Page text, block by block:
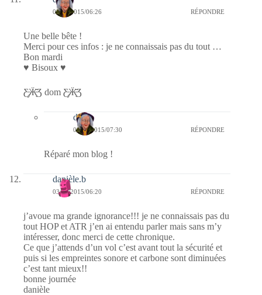
03/11/2015/06:26 RÉPONDRE
Une belle bête !
Merci pour ces infos : je ne connaissais pas du tout …
Bon mardi
♥ Bisoux ♥
Ƹ̵̡Ӝ̵̨̄Ʒ dom Ƹ̵̡Ӝ̵̨̄Ʒ
dom
03/11/2015/07:30 RÉPONDRE
Réparé mon blog !
danièle.b
03/11/2015/06:20 RÉPONDRE
j’avoue ma grande ignorance!!! je ne connaissais pas du
tout HOP et ATR j’en ai entendu parler mais sans m’y
intéresser, donc merci de cette chronique.
Ce que j’attends d’un vol c’est avant tout la sécurité et
puis si les empreintes sonore et carbone sont diminuées
c’est tant mieux!!
bonne journée
danièle